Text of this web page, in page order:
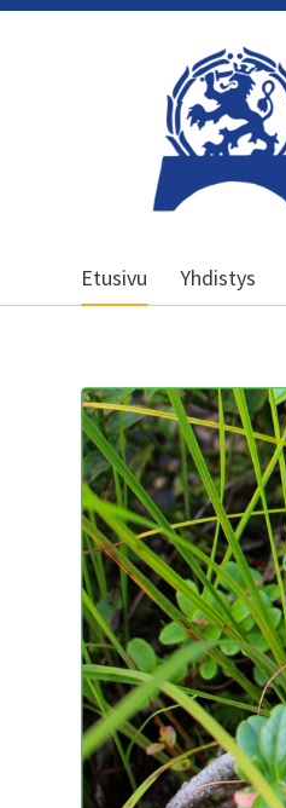
Jyväskylän
Etusivu Yhdistys